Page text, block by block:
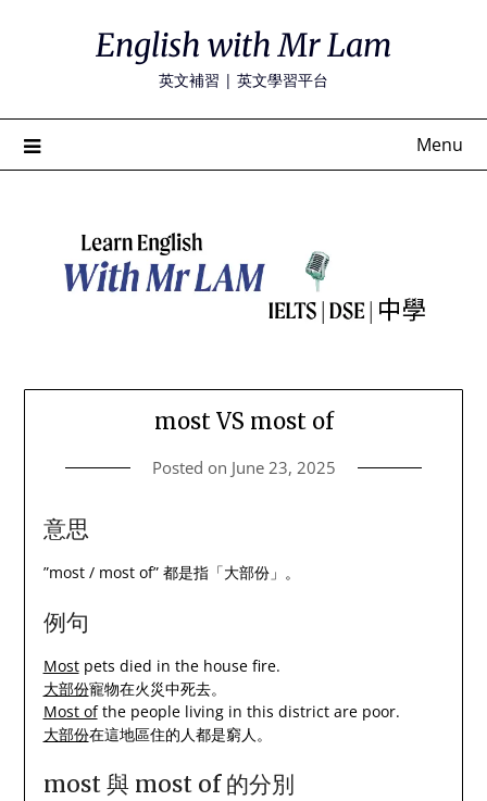
English with Mr Lam
英文補習 | 英文學習平台
Menu
most VS most of
Posted on June 23, 2025
意思
”most / most of” 都是指「大部份」。
例句
Mostpets died in the house fire.
大部份寵物在火災中死去。
Most ofthe people living in this district are poor.
大部份在這地區住的人都是窮人。
most 與 most of 的分別